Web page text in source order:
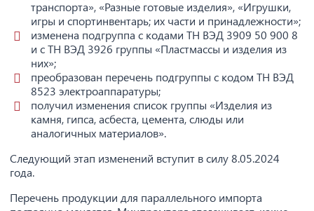
транспорта», «Разные готовые изделия», «Игрушки,
игры и спортинвентарь; их части и принадлежности»;
изменена подгруппа с кодами ТН ВЭД 3909 50 900 8
и с ТН ВЭД 3926 группы «Пластмассы и изделия из
них»;
преобразован перечень подгруппы с кодом ТН ВЭД
8523 электроаппаратуры;
получил изменения список группы «Изделия из
камня, гипса, асбеста, цемента, слюды или
аналогичных материалов».
Следующий этап изменений вступит в силу 8.05.2024
года.
Перечень продукции для параллельного импорта